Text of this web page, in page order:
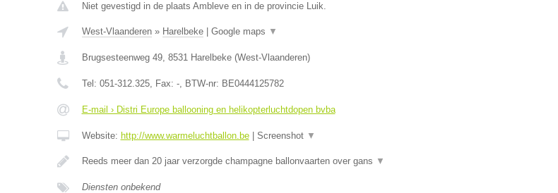
Niet gevestigd in de plaats Ambleve en in de provincie Luik.
West-Vlaanderen» Harelbeke| Google maps ▼
Brugsesteenweg 49, 8531 Harelbeke(West-Vlaanderen)
Tel: 051-312.325, Fax: -, BTW-nr: BE0444125782
E-mail › Distri Europe ballooning en helikopterluchtdopen bvba
Website: http://www.warmeluchtballon.be| Screenshot ▼
Reeds meer dan 20 jaar verzorgde champagne ballonvaarten over gans ▼
Diensten onbekend